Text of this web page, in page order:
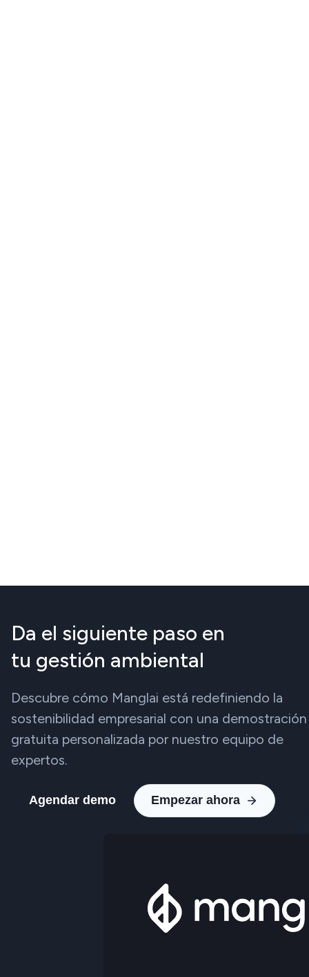
Da el siguiente paso en
tu gestión ambiental
Descubre cómo Manglai está redefiniendo la
sostenibilidad empresarial con una demostración
gratuita personalizada por nuestro equipo de
expertos.
Agendar demo Empezar ahora